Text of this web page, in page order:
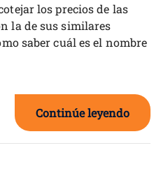
los precios de las
la de sus similares
saber cuál es el nombre
Continúe leyendo